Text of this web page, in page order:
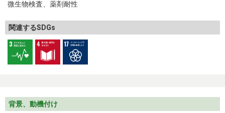
微生物検査
薬剤耐性
関連するSDGs
背景、動機付け